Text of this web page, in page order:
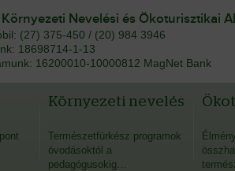
Nevelési és Ökoturisztikai
(27) 375-450 / (20) 984 3946
18698714-1-13
16200010-10000812 MagNet Bank
Környezeti nevelés
Természetfürkész programok
óvodásoktól a
pedagógusokig…